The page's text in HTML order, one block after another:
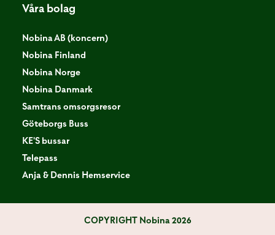
Våra bolag
Nobina AB (koncern)
Nobina Finland
Nobina Norge
Nobina Danmark
Samtrans omsorgsresor
Göteborgs Buss
KE'S bussar
Telepass
Anja & Dennis Hemservice
COPYRIGHTNobina 2026